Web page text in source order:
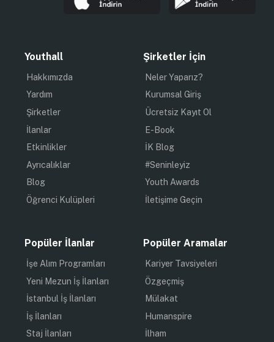
Youthall
Hakkımızda
Yardım
Şirketler
İlanlar
Etkinlikler
Ayrıcalıklar
Blog
Öğrenci Kulüpleri
Şirketler İçin
Neler Yaparız?
Kurumsal Giriş
Ücretsiz Kayıt Ol
E-Book
İK Blog
#Seninleyiz
Youth Awards
İletişime Geçin
Popüler İlanlar
İşe Alım Programları
Yeni Mezun İş İlanları
İstanbul İş İlanları
İş İlanları
Staj İlanları
Popüler Aramalar
Kariyer Tavsiyeleri
Özgeçmiş
Mülakat
Humanspire
İlham